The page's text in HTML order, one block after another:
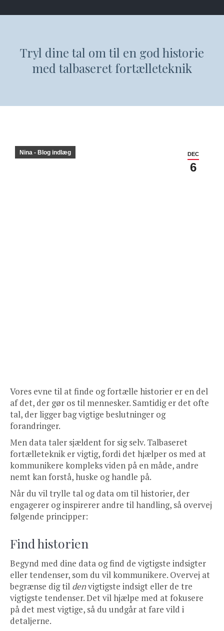
Tryl dine tal om til en god historie
med talbaseret fortælleteknik
DEC
6
Nina - Blog indlæg
Vores evne til at finde og fortælle historier er en del
af det, der gør os til mennesker. Samtidig er det ofte
tal, der ligger bag vigtige beslutninger og
forandringer.
Men data taler sjældent for sig selv. Talbaseret
fortælleteknik er vigtig, fordi det hjælper os med at
kommunikere kompleks viden på en måde, andre
nemt kan forstå, huske og handle på.
Når du vil trylle tal og data om til historier, der
engagerer og inspirerer andre til handling, så overvej
følgende principper:
Find historien
Begynd med dine data og find de vigtigste indsigter
eller tendenser, som du vil kommunikere. Overvej at
begrænse dig til denvigtigste indsigt eller de tre
vigtigste tendenser. Det vil hjælpe med at fokusere
på det mest vigtige, så du undgår at fare vild i
detaljerne.